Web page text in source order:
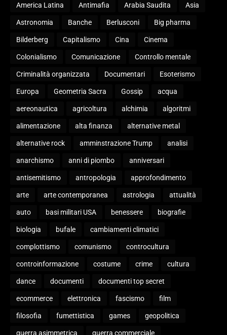
America Latina Antimafia Arabia Saudita Asia
Astronomia Banche Berlusconi Big pharma
Bilderberg Capitalismo Cina Cinema
Colonialismo Comunicazione Controllo mentale
Criminalità organizzata Documentari Esoterismo
Europa Geometria Sacra Gossip acqua
aereonautica agricoltura alchimia algoritmi
alimentazione alta finanza alternative metal
alternative rock amminstrazione Trump analisi
anarchismo anni di piombo anniversari
antisemitismo antropologia approfondimento
arte arte contemporanea astrologia attualità
auto basi militari USA benessere biografie
biologia bufale cambiamenti climatici
complottismo comunismo controcultura
controinformazione costume crime cultura
dance documenti documenti top secret
ecommerce elettronica fascismo film
filosofia fumettistica games geopolitica
guerra asimmetrica guerra commerciale